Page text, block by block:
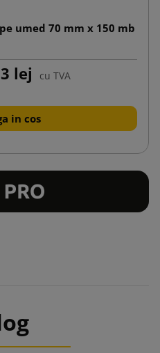
umed 70 mm x 150 mb
lej cu TVA
in cos